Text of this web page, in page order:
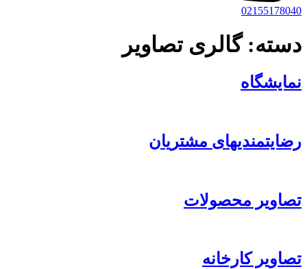
02155178040
دسته:گالری تصاویر
نمایشگاه
رضایتمندیهای مشتریان
تصاویر محصولات
تصاویر کارخانه